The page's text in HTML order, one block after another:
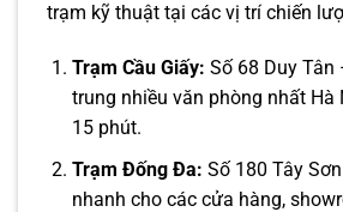
trạm kỹ thuật tại các vị trí chiến
Trạm Cầu Giấy: Số 68 Duy
trung nhiều văn phòng nhất Hà
15 phút.
Trạm Đống Đa: Số 180 Tây
nhanh cho các cửa hàng,